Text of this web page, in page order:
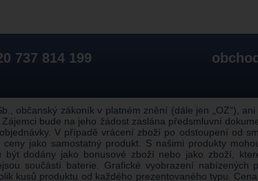
737 814 199
občanský zákoník v platném znění (dále jen „OZ“),
bude na jeho žádost zaslána předsmluvní
V případě vrácení zboží po odstoupení od
jako samostatný produkt. S našimi produkty
dodány jako bonusové zboží nebo jako zboží,
součástí baterie. Grafické vyobrazení nabízených
kusů produktu od každého prezentovaného typu.